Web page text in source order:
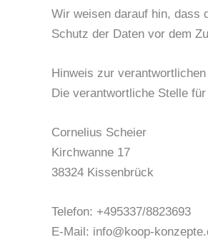
Wir weisen darauf hin, dass
Schutz der Daten vor dem
Hinweis zur
Die verantwortliche Stelle
Cornelius Scheier
Kirchwanne 17
38324 Kissenbrück
Telefon: +495337/8823693
E-Mail: info@koop-